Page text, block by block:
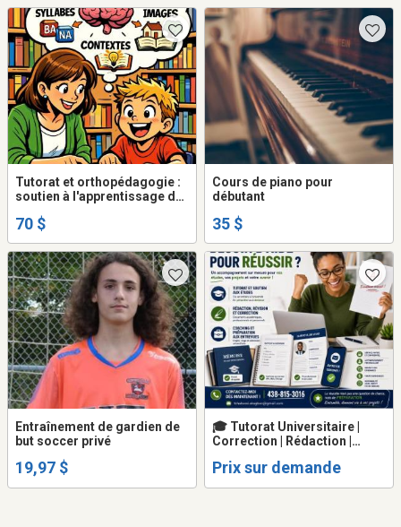
Tutorat et orthopédagogie :
soutien à l'apprentissage de
mathématiques : 1-2-3-4
niveau primaire
70 $
Cours de piano pour
débutant
35 $
Entraînement de gardien de
but soccer privé
19,97 $
🎓 Tutorat Universitaire |
Correction | Rédaction |
15+ ans d'expérience
Prix sur demande